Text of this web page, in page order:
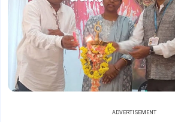
ADVERTISEMENT